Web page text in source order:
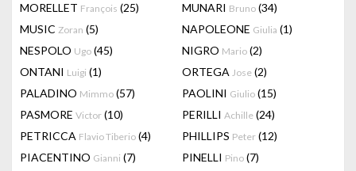
MORELLET François (25) MUNARI Bruno (34)
MUSIC Zoran (5) NAPOLEONE Giulia (1)
NESPOLO Ugo (45) NIGRO Mario (2)
ONTANI Luigi (1) ORTEGA Jose (2)
PALADINO Mimmo (57) PAOLINI Giulio (15)
PASMORE Victor (10) PERILLI Achille (24)
PETRICCA Flavio Tiberio (4) PHILLIPS Peter (12)
PIACENTINO Gianni (7) PINELLI Pino (7)